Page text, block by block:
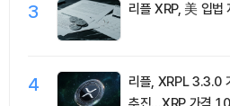
3 리플 XRP, 美 입법
4
리플, XRPL 3.3.0